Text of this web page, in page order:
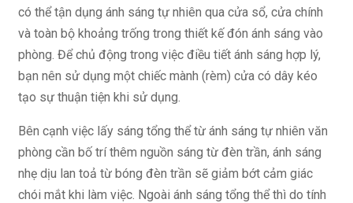
có thể tận dụng ánh sáng tự nhiên qua cửa sổ, cửa chính
và toàn bộ khoảng trống trong thiết kế đón ánh sáng vào
phòng. Để chủ động trong việc điều tiết ánh sáng hợp lý,
bạn nên sử dụng một chiếc mành (rèm) cửa có dây kéo
tạo sự thuận tiện khi sử dụng.
Bên cạnh việc lấy sáng tổng thể từ ánh sáng tự nhiên văn
phòng cần bố trí thêm nguồn sáng từ đèn trần, ánh sáng
nhẹ dịu lan toả từ bóng đèn trần sẽ giảm bớt cảm giác
chói mắt khi làm việc. Ngoài ánh sáng tổng thể thì do tính